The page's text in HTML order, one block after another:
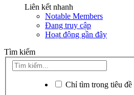
Liên kết nhanh
Notable Members
Đang truy cập
Hoạt động gần đây
Tìm kiếm
Chỉ tìm trong tiêu đề